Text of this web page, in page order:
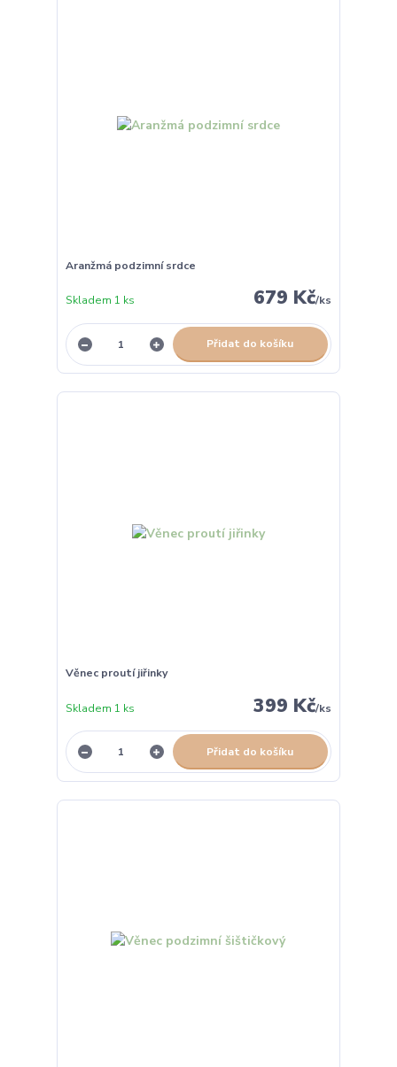
Aranžmá podzimní srdce
679 Kč/ks
Skladem 1 ks
Přidat do košíku
Věnec proutí jiřinky
399 Kč/ks
Skladem 1 ks
Přidat do košíku